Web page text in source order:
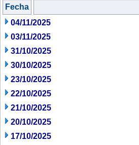
Fecha
04/11/2025
03/11/2025
31/10/2025
30/10/2025
23/10/2025
22/10/2025
21/10/2025
20/10/2025
17/10/2025